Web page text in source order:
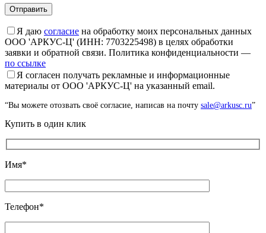
Я даю согласие на обработку моих персональных данных
ООО 'АРКУС-Ц' (ИНН: 7703225498) в целях обработки
заявки и обратной связи. Политика конфиденциальности —
по ссылке
Я согласен получать рекламные и информационные
материалы от ООО 'АРКУС-Ц' на указанный email.
“Вы можете отозвать своё согласие, написав на почту sale@arkusc.ru”
Купить в один клик
Имя*
Телефон*